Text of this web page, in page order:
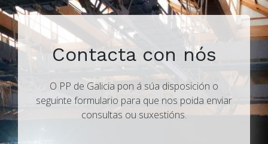
Contacta con nós
O PP de Galicia pon á súa disposición o
seguinte formulario para que nos poida enviar
consultas ou suxestións.